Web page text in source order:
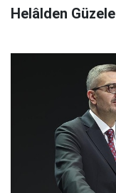
Helâlden Güzele